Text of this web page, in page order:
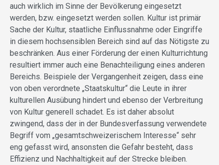
auch wirklich im Sinne der Bevölkerung eingesetzt
werden, bzw. eingesetzt werden sollen. Kultur ist primär
Sache der Kultur, staatliche Einflussnahme oder Eingriffe
in diesem hochsensiblen Bereich sind auf das Nötigste zu
beschränken. Aus einer Förderung der einen Kulturrichtung
resultiert immer auch eine Benachteiligung eines anderen
Bereichs. Beispiele der Vergangenheit zeigen, dass eine
von oben verordnete „Staatskultur“ die Leute in ihrer
kulturellen Ausübung hindert und ebenso der Verbreitung
von Kultur generell schadet. Es ist daher absolut
zwingend, dass der in der Bundesverfassung verwendete
Begriff vom „gesamtschweizerischem Interesse“ sehr
eng gefasst wird, ansonsten die Gefahr besteht, dass
Effizienz und Nachhaltigkeit auf der Strecke bleiben.